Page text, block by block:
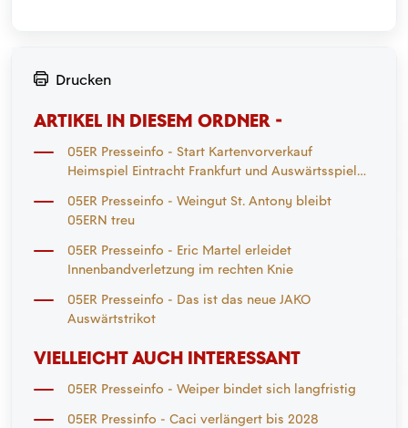
Drucken
ARTIKEL IN DIESEM ORDNER -
05ER Presseinfo - Start Kartenvorverkauf
Heimspiel Eintracht Frankfurt und Auswärtsspiel
05ER Presseinfo - Weingut St. Antony bleibt
05ERN treu
05ER Presseinfo - Eric Martel erleidet
Innenbandverletzung im rechten Knie
05ER Presseinfo - Das ist das neue JAKO
Auswärtstrikot
VIELLEICHT AUCH INTERESSANT
05ER Presseinfo - Weiper bindet sich langfristig
05ER Pressinfo - Caci verlängert bis 2028